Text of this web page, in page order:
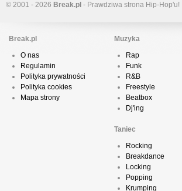
© 2001 - 2026 Break.pl - Prawdziwa strona Hip-Hop'u!
Break.pl
O nas
Regulamin
Polityka prywatności
Polityka cookies
Mapa strony
Muzyka
Rap
Funk
R&B
Freestyle
Beatbox
Dj'ing
Taniec
Rocking
Breakdance
Locking
Popping
Krumping